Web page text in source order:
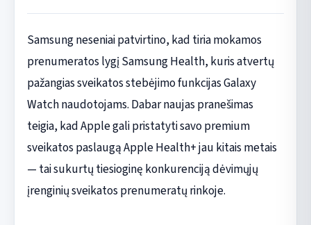
Samsung neseniai patvirtino, kad tiria mokamos
prenumeratos lygį Samsung Health, kuris atvertų
pažangias sveikatos stebėjimo funkcijas Galaxy
Watch naudotojams. Dabar naujas pranešimas
teigia, kad Apple gali pristatyti savo premium
sveikatos paslaugą Apple Health+ jau kitais metais
— tai sukurtų tiesioginę konkurenciją dėvimųjų
įrenginių sveikatos prenumeratų rinkoje.